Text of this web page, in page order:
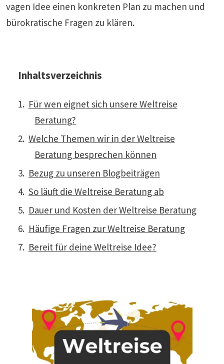
vagen Idee einen konkreten Plan zu machen und
bürokratische Fragen zu klären.
Inhaltsverzeichnis
Für wen eignet sich unsere Weltreise
Beratung?
Welche Themen wir in der Weltreise
Beratung besprechen können
Bezug zu unseren Blogbeiträgen
So läuft die Weltreise Beratung ab
Dauer und Kosten der Weltreise Beratung
Häufige Fragen zur Weltreise Beratung
Bereit für deine Weltreise Idee?